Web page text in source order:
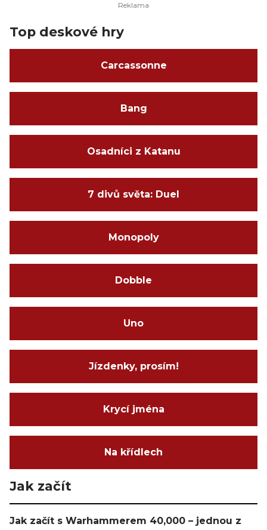
Top deskové hry
Carcassonne
Bang
Osadníci z Katanu
7 divů světa: Duel
Monopoly
Dobble
Uno
Jízdenky, prosím!
Krycí jména
Na křídlech
Jak začít
Jak začít s Warhammerem 40,000 – jednou z